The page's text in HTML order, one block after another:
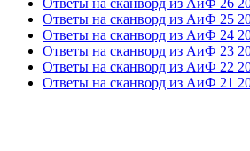
Ответы на сканворд из АиФ 26
Ответы на сканворд из АиФ 25
Ответы на сканворд из АиФ 24
Ответы на сканворд из АиФ 23
Ответы на сканворд из АиФ 22
Ответы на сканворд из АиФ 21